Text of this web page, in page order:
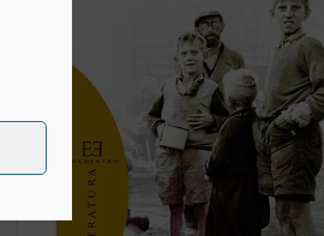
marginados por la sociedad y recluidos
en fríos y hostiles ...(ver ficha)